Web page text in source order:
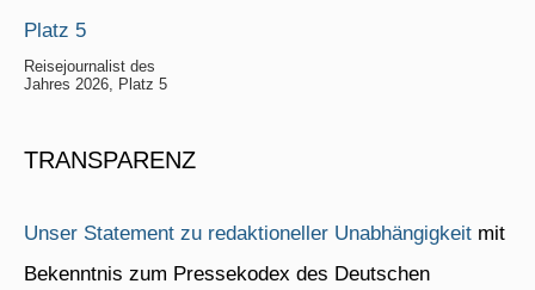
Reisejournalist des
Jahres 2026, Platz 5
TRANSPARENZ
Unser Statement zu redaktioneller Unabhängigkeit mit
Bekenntnis zum Pressekodex des Deutschen